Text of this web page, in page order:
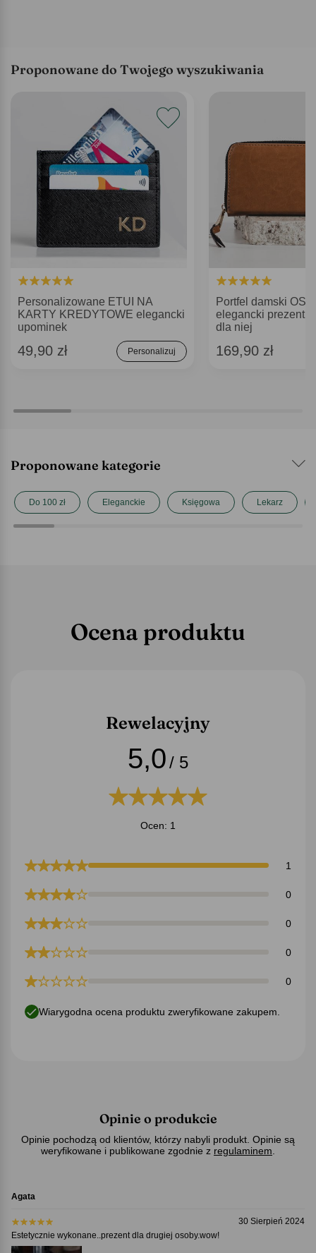
Proponowane do Twojego wyszukiwania
Personalizowane ETUI NA
KARTY KREDYTOWE elegancki
upominek
49,90 zł Personalizuj
Portfel damski
elegancki prezent
dla niej
169,90 zł
Proponowane kategorie
Do 100 zł Eleganckie Księgowa Lekarz
Ocena produktu
Rewelacyjny
5,0/ 5
Ocen: 1
1
0
0
0
0
Wiarygodna ocena produktu zweryfikowane zakupem.
Opinie o produkcie
Opinie pochodzą od klientów, którzy nabyli produkt. Opinie są
weryfikowane i publikowane zgodnie z regulaminem
Agata
30 Sierpień 2024
Estetycznie wykonane..prezent dla drugiej osoby.wow!